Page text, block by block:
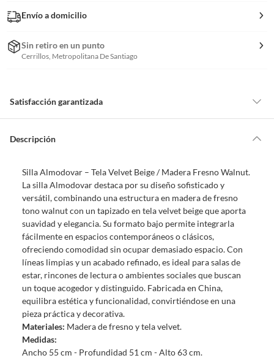
Envío a domicilio
Sin retiro en un punto
Cerrillos, Metropolitana De Santiago
Satisfacción garantizada
de la compra.
comprado por internet y que hay ciertas categorías que no tienen este
derecho:
Productos que, por su naturaleza, no puedan ser devueltos,
puedan deteriorarse o caducar con rapidez.
Confeccionados a la medida.
De uso personal.
En sodimac.cl te damos 30 días desde que recibes el producto. Debe
estar en perfecto estado, con todas sus etiquetas y sin uso, tal como te lo
entregamos.
Productos digitales que se entregan a través de una descarga
electrónica, por ejemplo, cupones de experiencia o programas
para el computador.
Productos a pedido o confeccionados a medida.
Descripción
Silla Almodovar – Tela Velvet Beige / Madera Fresno Walnut.
La silla Almodovar destaca por su diseño sofisticado y
versátil, combinando una estructura en madera de fresno
tono walnut con un tapizado en tela velvet beige que aporta
suavidad y elegancia. Su formato bajo permite integrarla
fácilmente en espacios contemporáneos o clásicos,
ofreciendo comodidad sin ocupar demasiado espacio. Con
líneas limpias y un acabado refinado, es ideal para salas de
estar, rincones de lectura o ambientes sociales que buscan
un toque acogedor y distinguido. Fabricada en China,
equilibra estética y funcionalidad, convirtiéndose en una
pieza práctica y decorativa.
Materiales: Madera de fresno y tela velvet.
Medidas:
Ancho 55 cm - Profundidad 51 cm - Alto 63 cm.